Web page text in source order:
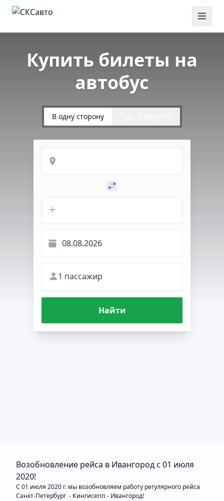
Купить билеты на
автобус
В одну сторону
1 пассажир
Найти
Возобновление рейса в Ивангород с 01 июля
2020!
С 01 июля 2020 г. мы возобновляем работу регулярного рейса
Санкт-Петербург - Кингисепп - Ивангород!